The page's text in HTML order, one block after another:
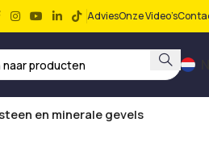
AdviesOnze Video’s
en minerale gevels